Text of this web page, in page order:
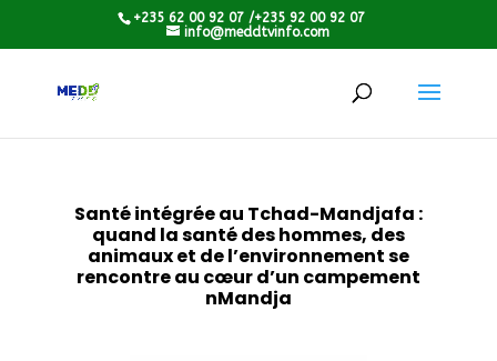
+235 62 00 92 07 /+235 92 00 92 07
info@meddtvinfo.com
Santé intégrée au Tchad-Mandjafa :
quand la santé des hommes, des
animaux et de l’environnement se
rencontre au cœur d’un campement
nMandja